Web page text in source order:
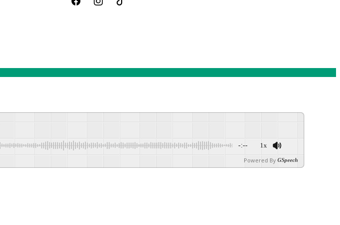
-:--
1x
Powered By GSpeech